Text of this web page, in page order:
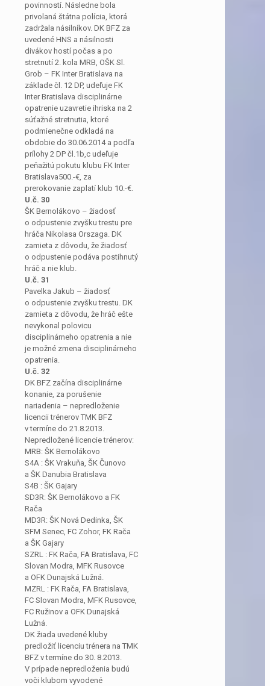
povinností. Následne bola
privolaná štátna polícia, ktorá
zadržala násilníkov. DK BFZ za
uvedené HNS a násilnosti
divákov hostí počas a po
stretnutí 2. kola MRB, OŠK Sl.
Grob – FK Inter Bratislava na
základe čl. 12 DP, udeľuje FK
Inter Bratislava disciplinárne
opatrenie uzavretie ihriska na 2
súťažné stretnutia, ktoré
podmienečne odkladá na
obdobie do 30.06.2014 a podľa
prílohy 2 DP čl.1b,c udeľuje
peňažitú pokutu klubu FK Inter
Bratislava500.-€, za
prerokovanie zaplatí klub 10.-€.
U.č. 30
ŠK Bernolákovo – žiadosť
o odpustenie zvyšku trestu pre
hráča Nikolasa Orszaga. DK
zamieta z dôvodu, že žiadosť
o odpustenie podáva postihnutý
hráč a nie klub.
U.č. 31
Pavelka Jakub – žiadosť
o odpustenie zvyšku trestu. DK
zamieta z dôvodu, že hráč ešte
nevykonal polovicu
disciplinárneho opatrenia a nie
je možné zmena disciplinárneho
opatrenia.
U.č. 32
DK BFZ začína disciplinárne
konanie, za porušenie
nariadenia – nepredloženie
licencii trénerov TMK BFZ
v termíne do 21.8.2013.
Nepredložené licencie trénerov:
MRB: ŠK Bernolákovo
S4A : ŠK Vrakuňa, ŠK Čunovo
a ŠK Danubia Bratislava
S4B : ŠK Gajary
SD3R: ŠK Bernolákovo a FK
Rača
MD3R: ŠK Nová Dedinka, ŠK
SFM Senec, FC Zohor, FK Rača
a ŠK Gajary
SZRL : FK Rača, FA Bratislava, FC
Slovan Modra, MFK Rusovce
a OFK Dunajská Lužná.
MZRL : FK Rača, FA Bratislava,
FC Slovan Modra, MFK Rusovce,
FC Ružinov a OFK Dunajská
Lužná.
DK žiada uvedené kluby
predložiť licenciu trénera na TMK
BFZ v termíne do 30. 8.2013.
V prípade nepredloženia budú
voči klubom vyvodené